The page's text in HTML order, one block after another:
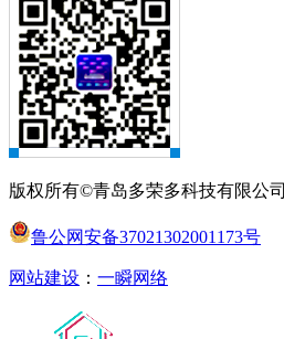
版权所有©青岛多荣多科技有限公司
鲁公网安备37021302001173号
网站建设 ： 一瞬网络